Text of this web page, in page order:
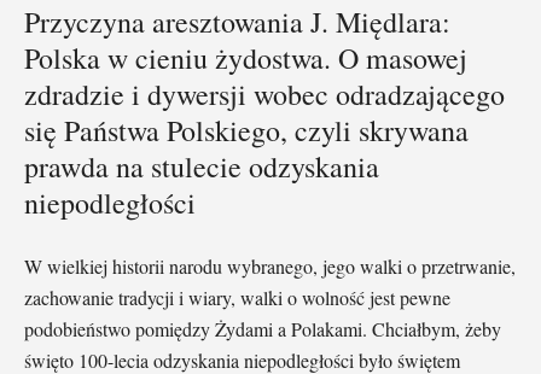
Przyczyna aresztowania J. Międlara:
Polska w cieniu żydostwa. O masowej
zdradzie i dywersji wobec odradzającego
się Państwa Polskiego, czyli skrywana
prawda na stulecie odzyskania
niepodległości
W wielkiej historii narodu wybranego, jego walki o przetrwanie,
zachowanie tradycji i wiary, walki o wolność jest pewne
podobieństwo pomiędzy Żydami a Polakami. Chciałbym, żeby
święto 100-lecia odzyskania niepodległości było świętem